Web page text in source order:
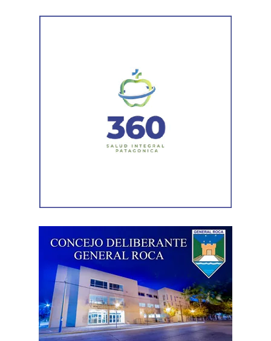
Ante emergencias, los vecinos pueden comunicarse con
Defensa Civil al 103 o al 4426376. Para consultas y
quedar comprendida dentro de una causal de no
concluyó que no existían los elementos necesarios para
atribuir responsabilidad contravencional por maltrato
La resolución también descartó la figura de custodia de
animales, ya que esa infracción solo se configura cuando
El fallo aclaró que el archivo de la causa
contravencional no impide que el dueño del perro
lesionado reclame por la vía civil una indemnización
por los daños que considere haber sufrido.